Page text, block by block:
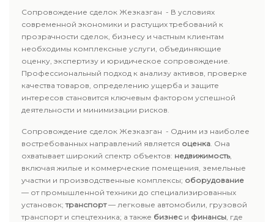
Сопровождение сделок Жезказган - В условиях
современной экономики и растущих требований к
прозрачности сделок, бизнесу и частным клиентам
необходимы комплексные услуги, объединяющие
оценку, экспертизу и юридическое сопровождение.
Профессиональный подход к анализу активов, проверке
качества товаров, определению ущерба и защите
интересов становится ключевым фактором успешной
деятельности и минимизации рисков.
Сопровождение сделок Жезказган - Одним из наиболее
востребованных направлений является оценка. Она
охватывает широкий спектр объектов: недвижимость,
включая жилые и коммерческие помещения, земельные
участки и производственные комплексы; оборудование
— от промышленной техники до специализированных
установок;транспорт— легковые автомобили, грузовой
транспорт и спецтехника; а также бизнес и финансы, где